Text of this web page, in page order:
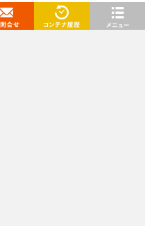
愛知県名古屋市千種区新西２丁目２
１２
6,600